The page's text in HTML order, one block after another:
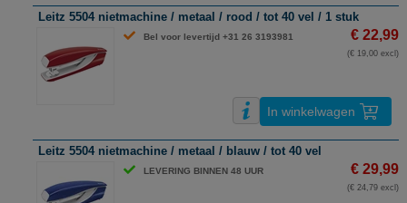
Leitz 5504 nietmachine / metaal / rood / tot 40 vel / 1 stuk
Bel voor levertijd +31 26 3193981 € 22,99
(€ 19,00 excl)
In winkelwagen
Leitz 5504 nietmachine / metaal / blauw / tot 40 vel
LEVERING BINNEN 48 UUR € 29,99
(€ 24,79 excl)